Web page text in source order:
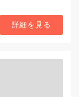
詳細を見る